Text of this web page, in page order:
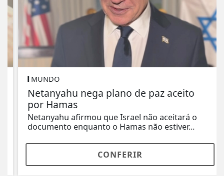
MUNDO
Netanyahu nega plano de paz aceito
por Hamas
Netanyahu afirmou que Israel não aceitará o
documento enquanto o Hamas não estiver...
CONFERIR